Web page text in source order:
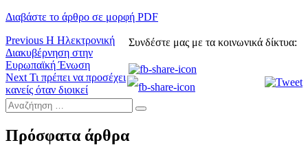
Διαβάστε το άρθρο σε μορφή PDF
Συνδέστε μας με τα κοινωνικά δίκτυα:
Πλοήγηση
άρθρων
Previous Previous
post:
Η Ηλεκτρονική
Διακυβέρνηση στην
Ευρωπαϊκή Ένωση
Next Next
post:
Τι πρέπει να προσέχει
κανείς όταν διοικεί
Αναζήτηση
…
Πρόσφατα άρθρα